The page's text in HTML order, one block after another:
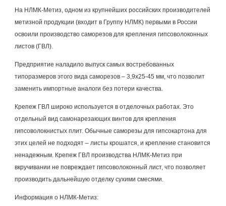
На НЛМК-Метиз, одном из крупнейших российских производителей
метизной продукции (входит в Группу НЛМК) первыми в России
освоили производство саморезов для крепления гипсоволоконных
листов (ГВЛ).
Предприятие наладило выпуск самых востребованных
типоразмеров этого вида саморезов – 3,9х25-45 мм, что позволит
заменить импортные аналоги без потери качества.
Крепеж ГВЛ широко используется в отделочных работах. Это
отдельный вид самонарезающих винтов для крепления
гипсоволокнистых плит. Обычные саморезы для гипсокартона для
этих целей не подходят – листы крошатся, и крепление становится
ненадежным. Крепеж ГВЛ производства НЛМК-Метиз при
вкручивании не повреждает гипсоволоконный лист, что позволяет
производить дальнейшую отделку сухими смесями.
Информация о НЛМК-Метиз: